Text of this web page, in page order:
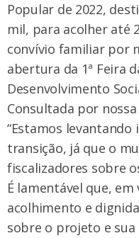
Popular de 2022,
mil, para acolher até
convívio familiar por
abertura da 1ª Feira
Desenvolvimento
Consultada por
“Estamos
transição, já que o
fiscalizadores sobre
É lamentável que,
acolhimento e
sobre o projeto e